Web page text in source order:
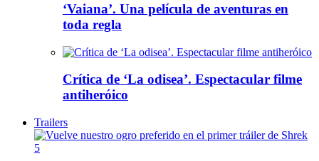
‘Vaiana’. Una película de aventuras en
toda regla
Crítica de ‘La odisea’. Espectacular filme
antiheróico
Trailers